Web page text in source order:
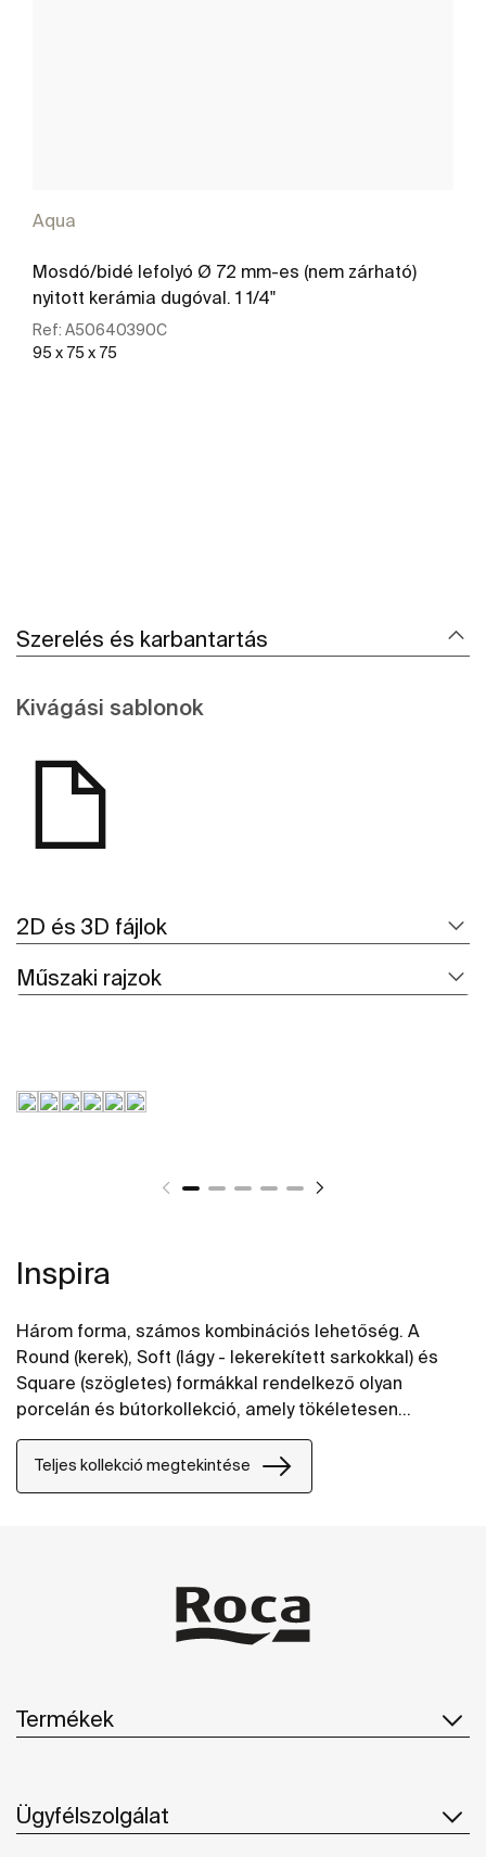
Aqua
Mosdó/bidé lefolyó Ø 72 mm-es (nem zárható)
nyitott kerámia dugóval. 1 1/4"
Ref: A50640390C
95 x 75 x 75
Szerelés és karbantartás
Kivágási sablonok
2D és 3D fájlok
Műszaki rajzok
Inspira
Három forma, számos kombinációs lehetőség. A
Round (kerek), Soft (lágy - lekerekített sarkokkal) és
Square (szögletes) formákkal rendelkező olyan
porcelán és bútorkollekció, amely tökéletesen
kombinálható s bármely fürdőszobastílushoz kiválóan
alkalmazkodik.
Teljes kollekció megtekintése
Termékek
Ügyfélszolgálat